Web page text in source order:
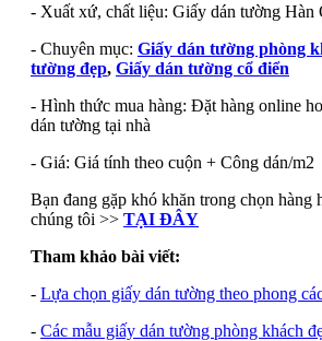
- Xuất xứ, chất liệu: Giấy dán tường Hàn
- Chuyên mục: Giấy dán tường phòng
tường đẹp, Giấy dán tường cổ điển
- Hình thức mua hàng: Đặt hàng online
dán tường tại nhà
- Giá: Giá tính theo cuộn + Công dán/m2
Bạn đang gặp khó khăn trong chọn hàng
chúng tôi >> TẠI ĐÂY
Tham khảo bài viết:
- Lựa chọn giấy dán tường theo phong
- Các mẫu giấy dán tường phòng khách